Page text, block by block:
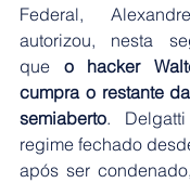
Federal,
autorizou, nesta
que o hacker
cumpra o restante
semiaberto.
regime fechado
após ser